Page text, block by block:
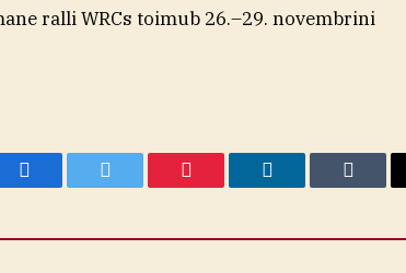
ralli WRCs toimub 26.–29. novembrini
Facebook Twitter Pinterest LinkedIn Tumblr